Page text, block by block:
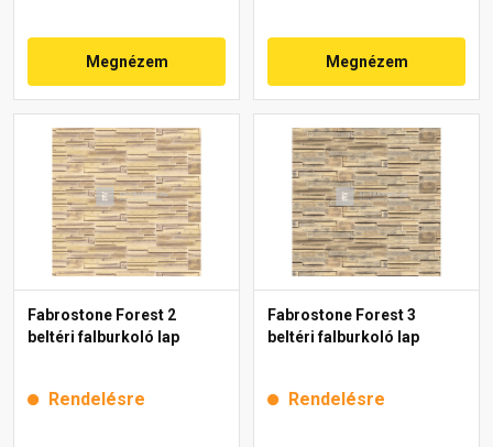
Megnézem Megnézem
Fabrostone Forest 2
beltéri falburkoló lap
Rendelésre
Fabrostone Forest 3
beltéri falburkoló lap
Rendelésre